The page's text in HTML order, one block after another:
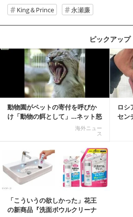
King＆Prince 永瀬廉
ピックアップ
動物園がペットの寄付を呼びか
け「動物の餌として」…ネット怒
海外ニュー
ス
ロシ
セン
記事を読む
「こういうの欲しかった」花王
の新商品『洗面ボウルクリーナ